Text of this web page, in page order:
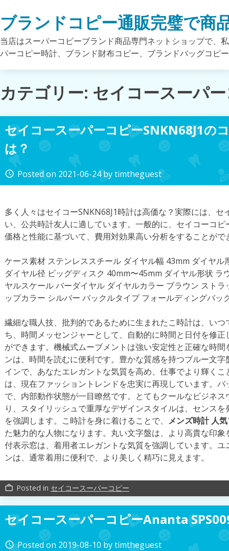
to
content
ブランドコピー通販完璧で商
当店はスーパーコピーブランド商品専門ネットショップで、
パーコピー時計、ブランド財布コピー、ブランドバッグコピ
カテゴリー: セイコースーパ
セイコースーパーコピーSNKN68J1の
は？
access_time Posted on 2021-06-24bytimtheguest
多く人々はセイコーSNKN68J1時計は高価な？実際には、
い、公共時計友人に適しています。一般的に、セイコーコ
価格と性能に基づいて、費用対効果高い分析をすることがで
ケース素材 ステンレススチール ダイヤル幅 43mm ダイヤ
ダイヤル径 ビッグディスク 40mm〜45mm ダイヤル形状 ラ
ヤルスケール バーダイヤル ダイヤルカラー ブラウン スト
ップカラー シルバー バックルタイプ フォールディングバッ
繊細な職人技、批判的であるために生まれたこ時計は、い
ち、時間メッセンジャーとして、自動的に時間と日付を修
ができます。機械式ムーブメントは強い安定性と正確な時
ンは、時間を読むに便利です。豊かな質感を持つブルー文
インで、あなたエレガントな気質を高め、仕事でより輝く
は、現在ファッショントレンドを忠実に再現しています。
で、内部動作状態が一目瞭然です。とてもクールなビジネ
り、スタイリッシュで重厚なデザインスタイルは、センス
を強調します。こ時計を身に着けることで、 メンズ時計 人
た魅力的な人物になります。丸い文字盤は、より高貴な印
付表示窓は、着用者エレガントな気質を強調しています。
ンは、通常着用に便利で、より美しく精巧に見えます。
work_outline Posted in セイコースーパーコピー
セイコースーパーコピーAnanta
access_time Posted on 2019-08-10 bytimtheguest